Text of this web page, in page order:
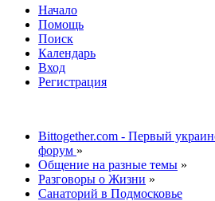
Начало
Помощь
Поиск
Календарь
Вход
Регистрация
Bittogether.com - Первый
форум »
Общение на разные темы »
Разговоры о Жизни »
Санаторий в Подмосковье